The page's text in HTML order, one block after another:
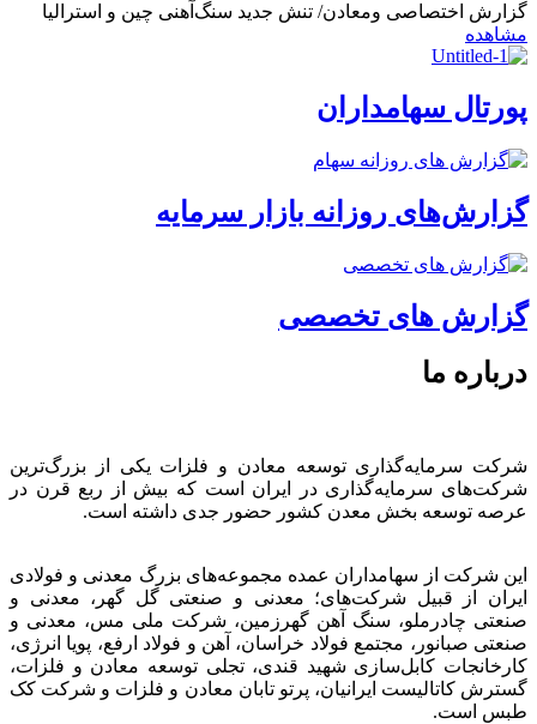
گزارش اختصاصی ومعادن/ تنش جدید سنگ‌آهنی چین و استرالیا
مشاهده
پورتال سهامداران
گزارش‌های روزانه بازار سرمایه
گزارش های تخصصی
درباره ما
شرکت سرمایه‌گذاری توسعه معادن و فلزات یکی از بزرگ‌ترین
شرکت‌های سرمایه‌گذاری در ایران است که بیش از ربع قرن در
عرصه توسعه بخش معدن کشور حضور جدی داشته است.
این شرکت از سهامداران عمده مجموعه‌های بزرگ معدنی و فولادی
ایران از قبیل شرکت‌های؛ معدنی و صنعتی گل گهر، معدنی و
صنعتی چادرملو، سنگ آهن گهرزمین، شرکت ملی مس، معدنی و
صنعتی صبانور، مجتمع فولاد خراسان، آهن و فولاد ارفع، پویا انرژی،
کارخانجات کابل‌سازی شهید قندی، تجلی توسعه معادن و فلزات،
گسترش کاتالیست ایرانیان، پرتو تابان معادن و فلزات و شرکت کک
طبس است.